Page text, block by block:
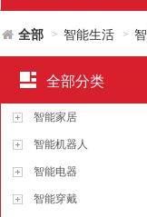
全部 > 智能生活 >
全部分类
智能家居
智能机器人
智能电器
智能穿戴